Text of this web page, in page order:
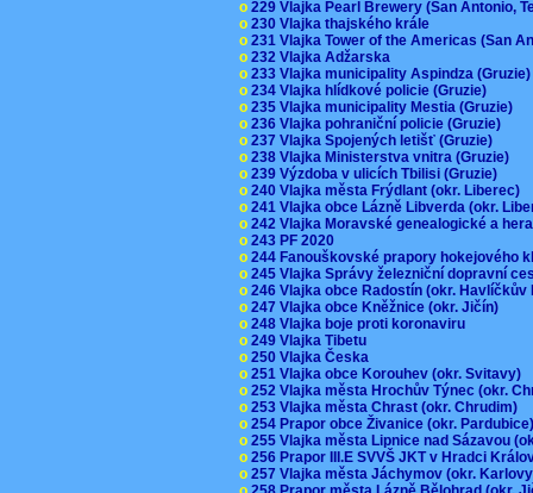
o 229 Vlajka Pearl Brewery (San Antonio,
o 230 Vlajka thajského krále
o 231 Vlajka Tower of the Americas (San
o 232 Vlajka Adžarska
o 233 Vlajka municipality Aspindza
o 234 Vlajka hlídkové policie (Gruzie)
o 235 Vlajka municipality Mestia (Gruzie)
o 236 Vlajka pohraniční policie (Gruzie)
o 237 Vlajka Spojených letišť (Gruzie)
o 238 Vlajka Ministerstva vnitra (Gruzie)
o 239 Výzdoba v ulicích Tbilisi (Gruzie)
o 240 Vlajka města Frýdlant (okr. Liberec)
o 241 Vlajka obce Lázně Libverda (okr.
o 242 Vlajka Moravské genealogické a
o 243 PF 2020
o 244 Fanouškovské prapory hokejového
o 245 Vlajka Správy železniční dopravní
o 246 Vlajka obce Radostín (okr.
o 247 Vlajka obce Kněžnice (okr. Jičín)
o 248 Vlajka boje proti koronaviru
o 249 Vlajka Tibetu
o 250 Vlajka Česka
o 251 Vlajka obce Korouhev (okr. Svitavy)
o 252 Vlajka města Hrochův Týnec (okr.
o 253 Vlajka města Chrast (okr. Chrudim)
o 254 Prapor obce Živanice (okr.
o 255 Vlajka města Lipnice nad Sázavou
o 256 Prapor III.E SVVŠ JKT v Hradci
o 257 Vlajka města Jáchymov (okr.